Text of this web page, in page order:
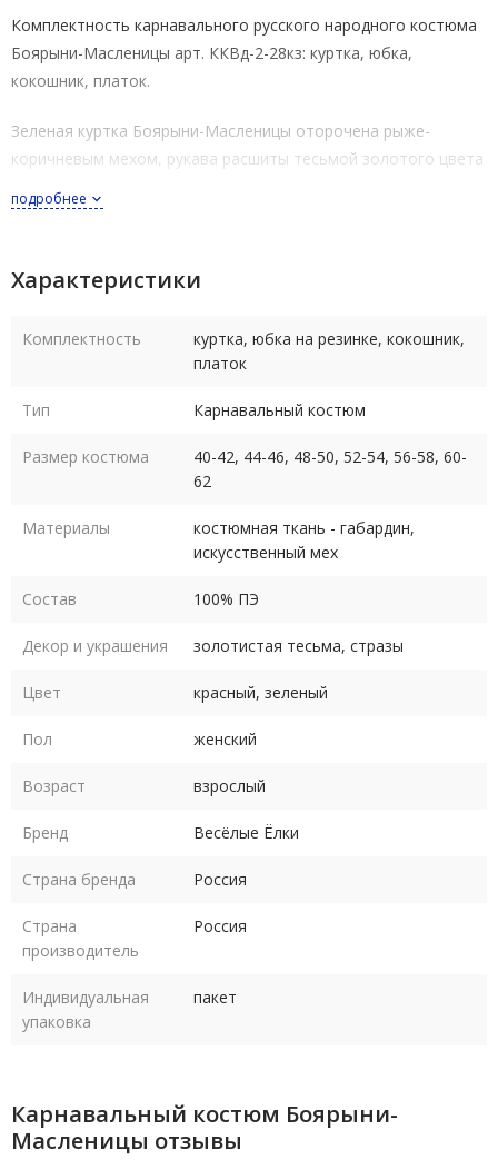
Комплектность карнавального русского народного костюма
Боярыни-Масленицы арт. ККВд-2-28кз: куртка, юбка,
кокошник, платок.
Зеленая куртка Боярыни-Масленицы оторочена рыже-
коричневым мехом, рукава расшиты тесьмой золотого цвета
носки).
тесьмой золотого цвета.
Красный кокошник декорирован золотистой тесьмой и
стразами, завязывается сзади атласными лентами.
Декор пришивной, клеевые элементы не используются.
Карнавальный костюм Боярыни-Масленицы для взрослых
Костюм выпускается в размерах 40-42, 44-46, 48-50, 52-54,
деликатная сухая чистка по месту загрязнения, глажка в
подробнее
Характеристики
Комплектность
куртка, юбка на резинке, кокошник,
платок
Тип Карнавальный костюм
Размер костюма
40-42, 44-46, 48-50, 52-54, 56-58, 60-
62
Материалы
костюмная ткань - габардин,
искусственный мех
Состав 100% ПЭ
Декор и украшения золотистая тесьма, стразы
Цвет красный, зеленый
Пол женский
Возраст взрослый
Бренд Весёлые Ёлки
Страна бренда Россия
Страна
производитель
Россия
Индивидуальная
упаковка
пакет
Карнавальный костюм Боярыни-
Масленицы отзывы